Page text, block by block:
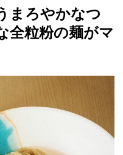
まろやかなつ
全粒粉の麺がマ